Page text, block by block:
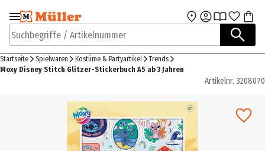
Zur Navigation
springen
Zum Hauptinhalt
Suchbegriffe / Artikelnummer
Startseite Spielwaren Kostüme & Partyartikel
Trends
Moxy Disney Stitch Glitzer-Stickerbuch A5 ab 3 Jahren
Artikelnr. 3208070